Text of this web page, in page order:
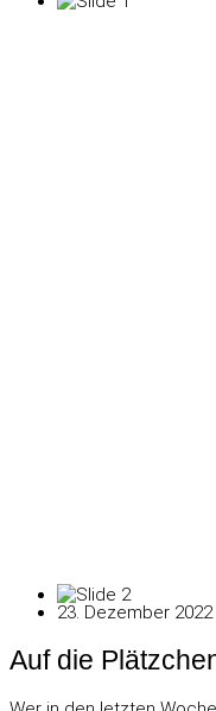
23. Dezember 2022
Auf die